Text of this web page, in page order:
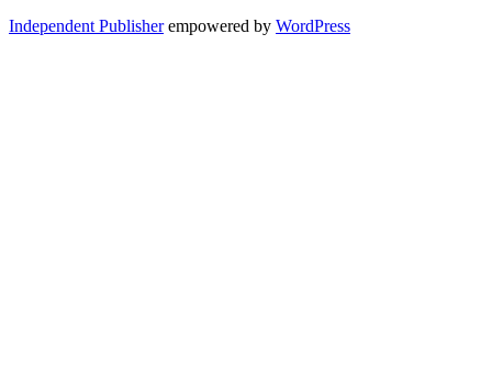
Independent Publisherempowered by WordPress